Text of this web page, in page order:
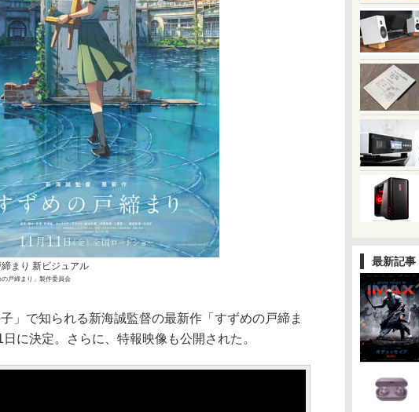
最新記事
まり 新ビジュアル
戸締まり」製作委員会
」で知られる新海誠監督の最新作「すずめの戸締ま
に決定。さらに、特報映像も公開された。